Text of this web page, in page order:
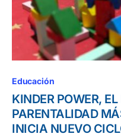
Educación
KINDER POWER,
PARENTALIDAD
INICIA NUEVO